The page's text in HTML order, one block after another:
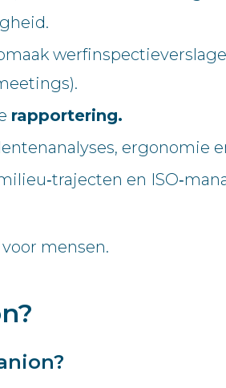
rapportering.
ergonomie
en
mensen.